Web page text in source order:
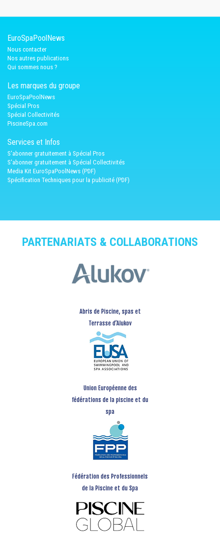
EuroSpaPoolNews
Nous contacter
Nos autres publications
Qui sommes nous ?
Les marques du groupe
EuroSpaPoolNews
Spécial Pros
Spécial Collectivités
PiscineSpa.com
Services et Infos
S'abonner gratuitement à Spécial Pros
S'abonner gratuitement à Spécial Collectivités
Media Kit EuroSpaPoolNews (PDF)
Spécification Techniques pour la publicité (PDF)
PARTENARIATS & COLLABORATIONS
Abris de Piscine, spas et
Terrasse d’Alukov
Union Européenne des
fédérations de la piscine et du
spa
Fédération des Professionnels
de la Piscine et du Spa